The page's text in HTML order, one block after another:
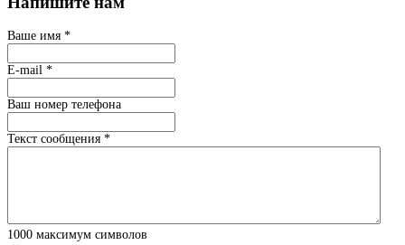
Ваше имя *
E-mail *
Ваш номер телефона
Текст сообщения *
1000 максимум символов